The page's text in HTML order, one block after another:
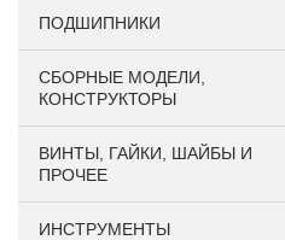
ПОДШИПНИКИ
CБОРНЫЕ МОДЕЛИ,
КОНСТРУКТОРЫ
ВИНТЫ, ГАЙКИ, ШАЙБЫ И
ПРОЧЕЕ
ИНСТРУМЕНТЫ